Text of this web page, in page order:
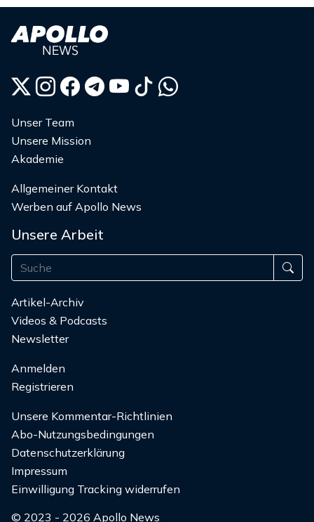
Unser Team
Unsere Mission
Akademie
Allgemeiner Kontakt
Werben auf Apollo News
Unsere Arbeit
Artikel-Archiv
Videos & Podcasts
Newsletter
Anmelden
Registrieren
Unsere Kommentar-Richtlinien
Abo-Nutzungsbedingungen
Datenschutzerklärung
Impressum
Einwilligung Tracking widerrufen
© 2023 - 2026 Apollo News